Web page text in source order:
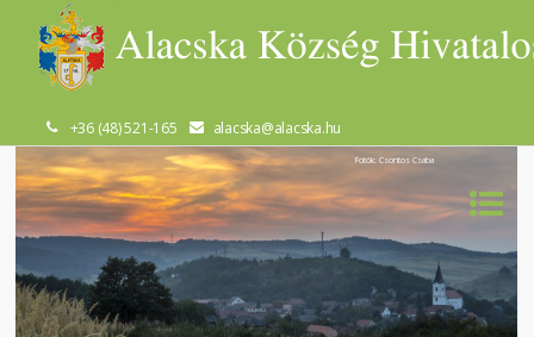
+36 (48) 521-165 alacska@alacska.hu
Fotók: Csontos Csaba